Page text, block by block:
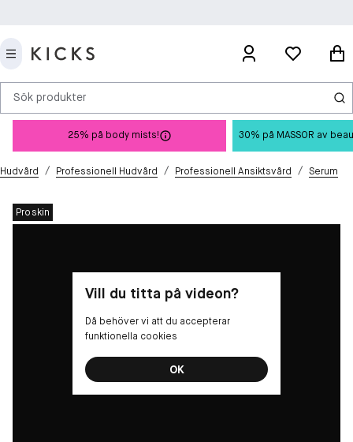
Sök produkter
25% på body mists! 30% på MASSOR av
Hudvård / Professionell Hudvård / Professionell Ansiktsvård / Serum
Proskin
Vill du titta på videon?
Då behöver vi att du accepterar
funktionella cookies
OK